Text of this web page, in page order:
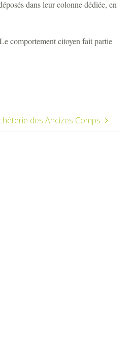
dans leur colonne dédiée, en
comportement citoyen fait partie
des Ancizes Comps